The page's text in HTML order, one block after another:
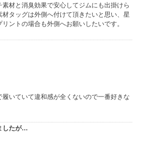
材と消臭効果で安心してジムにも出掛けら
タッグは外側へ付けて頂きたいと思い、星
ントの場合も外側へお願いしたいです。
いていて違和感が全くないので一番好きな
したが…